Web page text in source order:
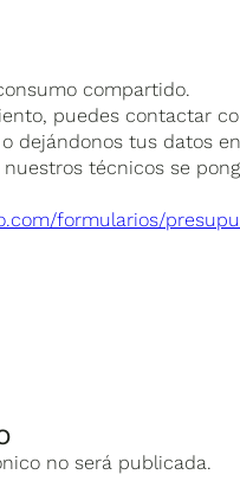
compartido.
puedes contactar
dejándonos tus datos
técnicos se
formularios/
no será publicada.